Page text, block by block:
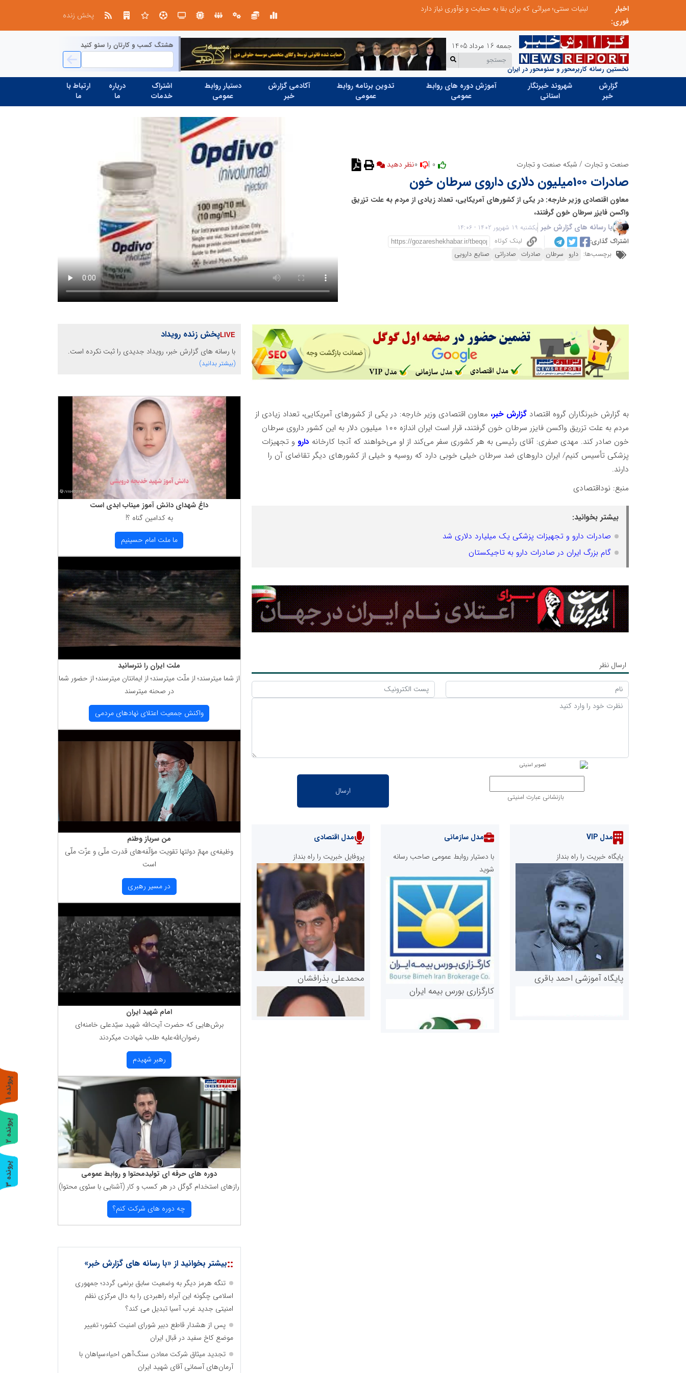
اخبار
فوری:
پخش زنده
نخستین رسانه کاربرمحور و سئومحور در ایران
جمعه 16 مرداد 1405 هشتگ کسب و کارتان را سئو کنید
گزارش
خبر
شهروند خبرنگار
استانی
آموزش دوره های روابط
عمومی
تدوین برنامه روابط
عمومی
آکادمی گزارش
خبر
دستیار روابط
عمومی
اشتراک
خدمات
درباره
ما
ارتباط با
ما
صنعت و تجارت / شبکه صنعت و تجارت نظر دهید
صادرات 100میلیون دلاری داروی سرطان خون
معاون اقتصادی وزیر خارجه: در یکی از کشورهای آمریکایی، تعداد زیادی از مردم به علت تزریق
واکسن فایزر سرطان خون گرفتند،
با رسانه های گزارش خبر یکشنبه 19 شهریور 1402 - 14:06
اشتراک گذاری:
لینک کوتاه
برچسب‌ها: دارو سرطان صادرات صادراتی صنایع دارویی
به گزارش خبرنگاران گروه اقتصادگزارش خبر، معاون اقتصادی وزیر خارجه: در یکی از کشورهای آمریکایی، تعداد زیادی از
مردم به علت تزریق واکسن فایزر سرطان خون گرفتند، قرار است ایران اندازه ۱۰۰ میلیون دلار به این کشور داروی سرطان
خون صادر کند. مهدی صفری: آقای رئیسی به هر کشوری سفر می‌کند از او می‌خواهند که آنجا کارخانه دارو و تجهیزات
پزشکی تأسیس کنیم/ ایران داروهای ضد سرطان خیلی خوبی دارد که روسیه و خیلی از کشورهای دیگر تقاضای آن را
دارند.
منبع: نوداقتصادی
بیشتر بخوانید:
صادرات دارو و تجهیزات پزشکی یک میلیارد دلاری شد
گام بزرگ ایران در صادرات دارو به تاجیکستان
ارسال نظر
بازنشانی عبارت امنیتی
مدل VIP
پایگاه خبریت را راه بنداز
پایگاه آموزشی احمد باقری
مدل سازمانی
با دستیار روابط عمومی صاحب رسانه
شوید
کارگزاری بورس بیمه ایران
مدل اقتصادی
پروفایل خبریت را راه بنداز
محمدعلی بذرافشان
پخش زنده رویداد
با رسانه های گزارش خبر، رویداد جدیدی را ثبت نکرده است.
(بیشتر بدانید)
داغ شهدای دانش آموز میناب ابدی است
به كدامین گناه ؟!
ما ملت امام حسینیم
ملت ایران را نترسانید
از شما میترسند؛ از ملّت میترسند؛ از ایمانتان میترسند؛ از حضور شما
در صحنه میترسند
واكنش جمعیت اعتلای نهادهای مردمی
من سرباز وطنم
وظیفه‌ی مهمّ دولتها تقویت مؤلّفه‌های قدرت ملّی و عزّت ملّی
است
در مسیر رهبری
امام شهید ایران
برش‌هایی كه حضرت آیت‌الله شهید سیّدعلی خامنه‌ای
رضوان‌الله‌علیه طلب شهادت میكردند
رهبر شهیدم
دوره های حرفه ای تولیدمحتوا و روابط عمومی
رازهای استخدام گوگل در هر كسب و كار (آشنایی با سئوی محتوا)
چه دوره های شركت كنم؟
::بیشتر بخوانید از «با رسانه های گزارش خبر»
تنگه هرمز دیگر به وضعیت سابق برنمی گردد؛ جمهوری
اسلامی چگونه این آبراه راهبردی را به دال مرکزی نظم
امنیتی جدید غرب آسیا تبدیل می کند؟
پس از هشدار قاطع دبیر شورای امنیت کشور؛ تغییر
موضع کاخ سفید در قبال ایران
تجدید میثاق شرکت معادن سنگ‌آهن احیاءسپاهان با
آرمان‌های آسمانی آقای شهید ایران
پ
ر
و
ن
د
ه
1
پ
ر
و
ن
د
ه
2
پ
ر
و
ن
د
ه
3